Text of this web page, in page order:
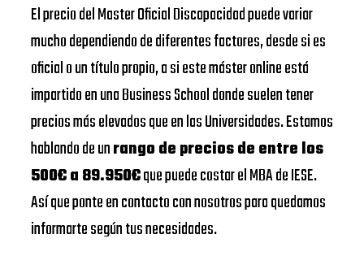
El precio del Master Oficial Discapacidad puede variar
mucho dependiendo de diferentes factores, desde si es
oficial o un título propio, a si este máster online está
impartido en una Business School donde suelen tener
precios más elevados que en las Universidades. Estamos
hablando de unrango de precios de entre los
500€ a 89.950€que puede costar el MBA de IESE.
Así que ponte en contacto con nosotros para quedamos
informarte según tus necesidades.